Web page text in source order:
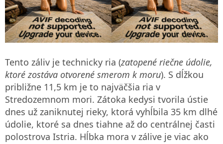
Tento záliv je technicky ria (zatopené riečne údolie,
ktoré zostáva otvorené smerom k moru). S dĺžkou
približne 11,5 km je to najväčšia ria v
Stredozemnom mori. Zátoka kedysi tvorila ústie
dnes už zaniknutej rieky, ktorá vyhĺbila 35 km dlhé
údolie, ktoré sa dnes tiahne až do centrálnej časti
polostrova Istria. Hĺbka mora v zálive je viac ako